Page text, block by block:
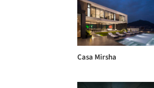
Casa Mirsha